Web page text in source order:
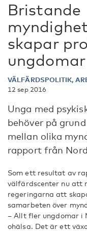
Bristande
skapar
ungdomar
VÄLFÄRDSPOLITIK,
12 sep 2016
Unga med
behöver på
mellan olika
rapport från
Som ett resultat av
välfärdscenter nu att
regeringarna att
samarbeten över
– Allt fler ungdomar i
ohälsa. Det är ett